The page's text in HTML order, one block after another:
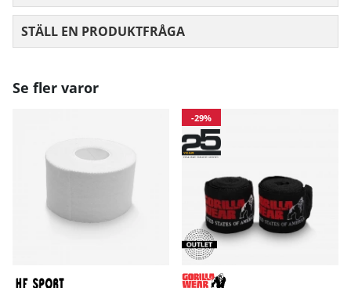
STÄLL EN PRODUKTFRÅGA
Se fler varor
-29%